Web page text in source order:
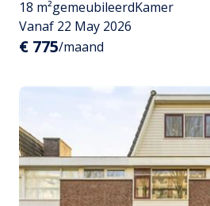
18 m²gemeubileerdKamer
Vanaf 22 May 2026
€ 775/maand